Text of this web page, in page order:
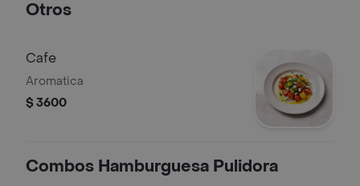
Otros
Cafe
Aromatica
$ 3600
Combos Hamburguesa Pulidora